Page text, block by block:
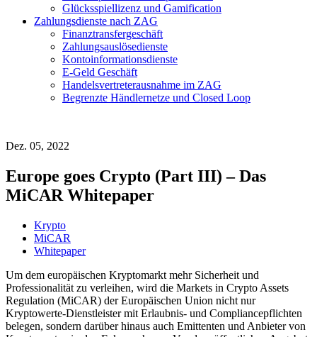
Glücksspiellizenz und Gamification
Zahlungsdienste nach ZAG
Finanztransfergeschäft
Zahlungsauslösedienste
Kontoinformationsdienste
E-Geld Geschäft
Handelsvertreterausnahme im ZAG
Begrenzte Händlernetze und Closed Loop
Dez. 05, 2022
Europe goes Crypto (Part III) – Das
MiCAR Whitepaper
Krypto
MiCAR
Whitepaper
Um dem europäischen Kryptomarkt mehr Sicherheit und
Professionalität zu verleihen, wird die Markets in Crypto Assets
Regulation (MiCAR) der Europäischen Union nicht nur
Kryptowerte-Dienstleister mit Erlaubnis- und Compliancepflichten
belegen, sondern darüber hinaus auch Emittenten und Anbieter von